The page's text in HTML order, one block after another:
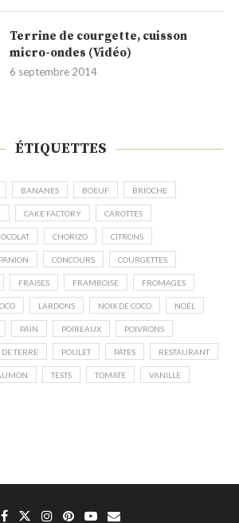
Terrine de courgette, cuisson
micro-ondes (Vidéo)
6 septembre 2014
ÉTIQUETTES
BANANES BOEUF BRIOCHE
CAKE FACTORY CAROTTES
CHORIZO CITRONS
CONCOURS COURGETTES
FRAISES FRAMBOISE FROMAGES
LARDONS NOIX DE COCO NOËL
PAIN POIREAUX POIVRONS
TERRE POULET PÂTES RESTAURANT
TESTS TOMATE VANILLE